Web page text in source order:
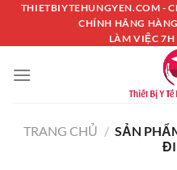
Chuyển
nội
dung
THIETBIYTEHUNGYEN.COM -
CHÍNH HÃNG
LÀM VIỆC 7H
TRANG CHỦ / SẢN